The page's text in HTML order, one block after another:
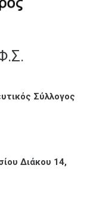
Σύλλογος
Διάκου 14,